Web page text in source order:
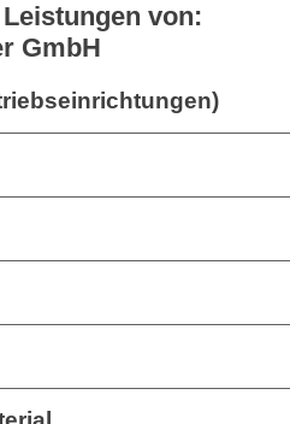
von:
GmbH